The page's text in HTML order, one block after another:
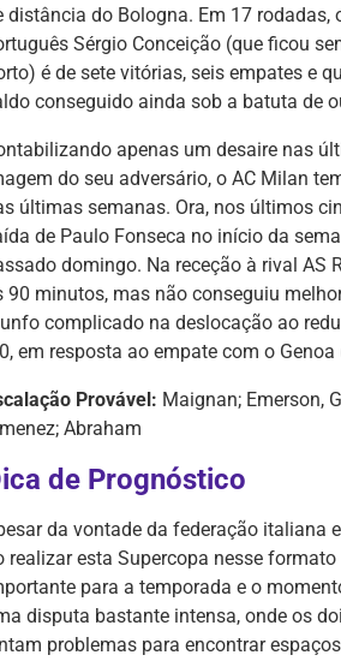
distância do Bologna. Em 17
Sérgio Conceição (que ficou
é de sete vitórias, seis empates e
conseguido ainda sob a batuta de
apenas um desaire nas
do seu adversário, o AC Milan
últimas semanas. Ora, nos últimos
de Paulo Fonseca no início da
domingo. Na receção à rival AS
90 minutos, mas não conseguiu
complicado na deslocação ao
em resposta ao empate com o Genoa
Provável: Maignan; Emerson,
Abraham
de Prognóstico
da vontade da federação italiana
realizar esta Supercopa nesse
para a temporada e o
disputa bastante intensa, onde os
problemas para encontrar